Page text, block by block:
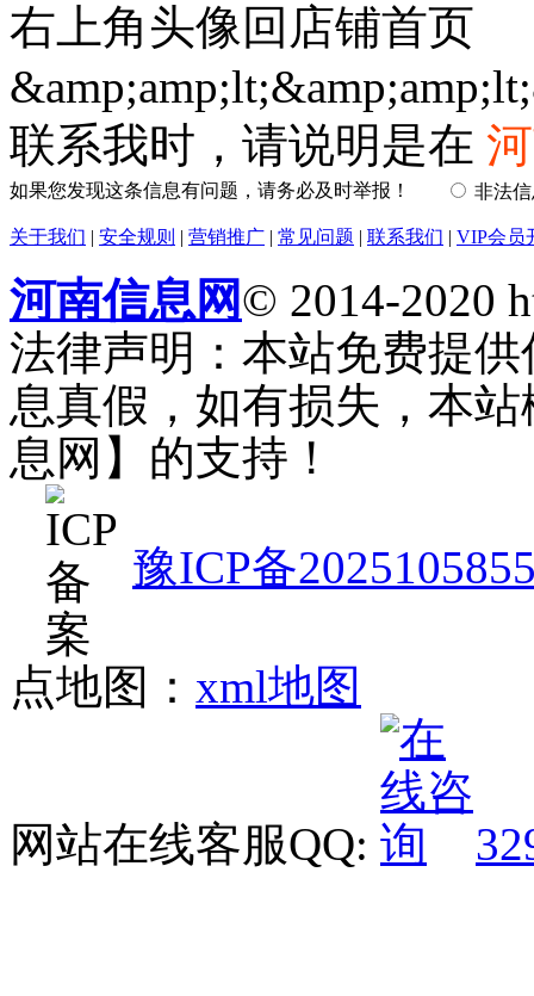
右上角头像回店铺首页
联系我时，请说明是在
如果您发现这条信息有问题，请务必及时举报！ 非法
关于我们 | 安全规则 | 营销推广 | 常见问题 | 联系我们 | VIP会员
河南信息网© 2014-2020
法律声明：本站免费提
息真假，如有损失，本
息网】的支持！
豫ICP备
点地图： xml地图
网站在线客服QQ: